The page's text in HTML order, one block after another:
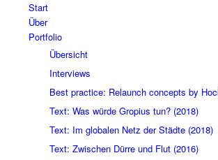
Start
Über
Portfolio
Übersicht
Interviews
Best practice: Relaunch concepts by
Text: Was würde Gropius tun? (2018)
Text: Im globalen Netz der Städte (2018)
Text: Zwischen Dürre und Flut (2016)